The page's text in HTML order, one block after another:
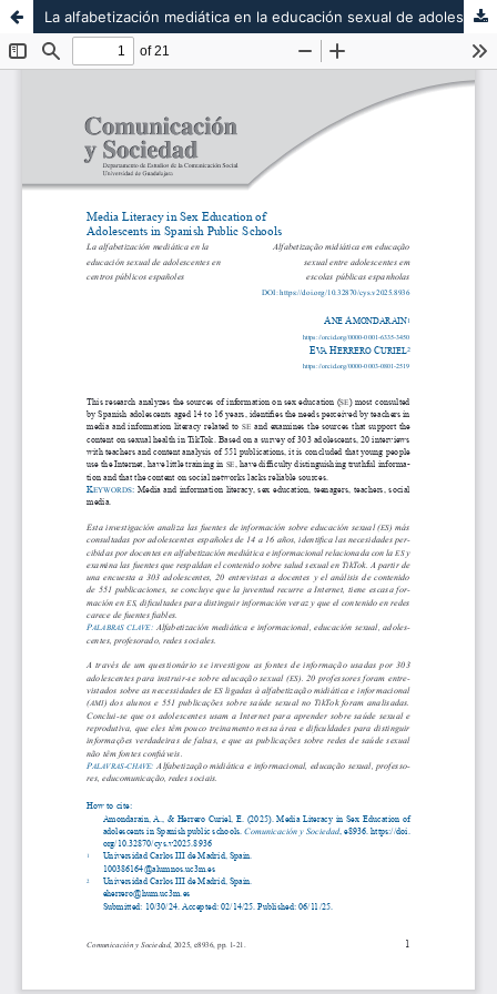
La alfabetización mediática en la educación sexual de adolescentes en centros públicos españoles